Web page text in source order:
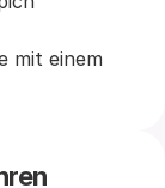
mit einem